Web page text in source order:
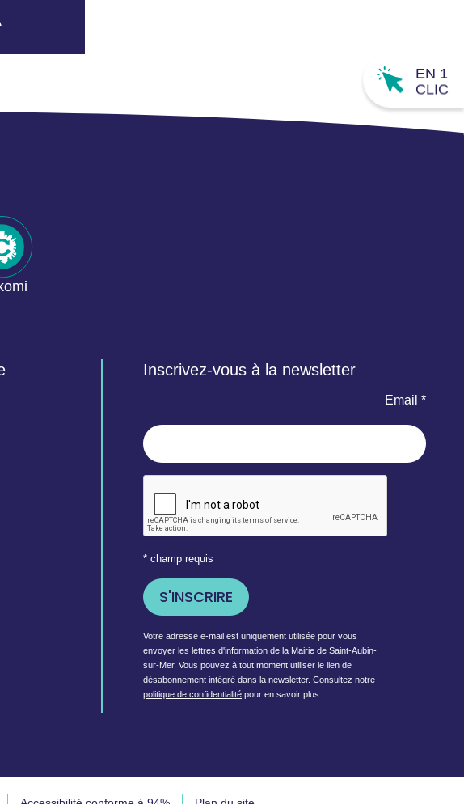
Inscrivez-vous à la newsletter
Email *
* champ requis
Votre adresse e-mail est uniquement utilisée pour vous
envoyer les lettres d'information de la Mairie de Saint-Aubin-
sur-Mer. Vous pouvez à tout moment utiliser le lien de
désabonnement intégré dans la newsletter. Consultez notre
politique de confidentialité pour en savoir plus.
EN 1
CLIC